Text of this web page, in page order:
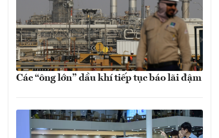
Các “ông lớn” dầu khí tiếp tục báo lãi đậm